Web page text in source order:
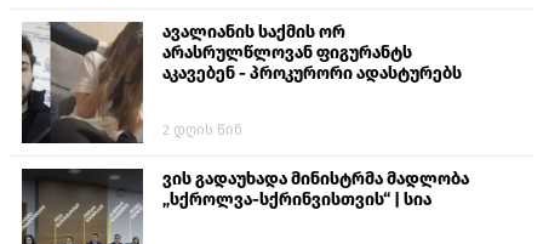
ავალიანის საქმის ორ
არასრულწლოვან ფიგურანტს
აკავებენ - პროკურორი ადასტურებს
2 დღის წინ
ვის გადაუხადა მინისტრმა მადლობა
„სქროლვა-სქრინვისთვის“ | სია